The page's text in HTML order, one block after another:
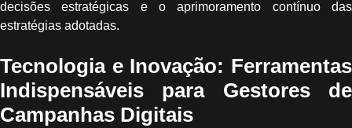
decisões estratégicas e o aprimoramento contínuo das
estratégias adotadas.
Tecnologia e Inovação: Ferramentas
Indispensáveis para Gestores de
Campanhas Digitais